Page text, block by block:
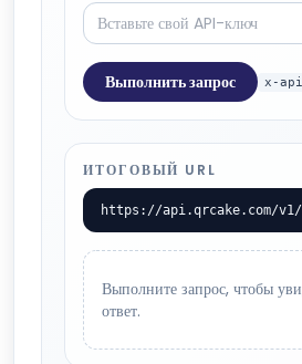
Выполнить запрос x-
ИТОГОВЫЙ URL
https://api.qrcake.com/
Выполните запрос, чтобы
ответ.